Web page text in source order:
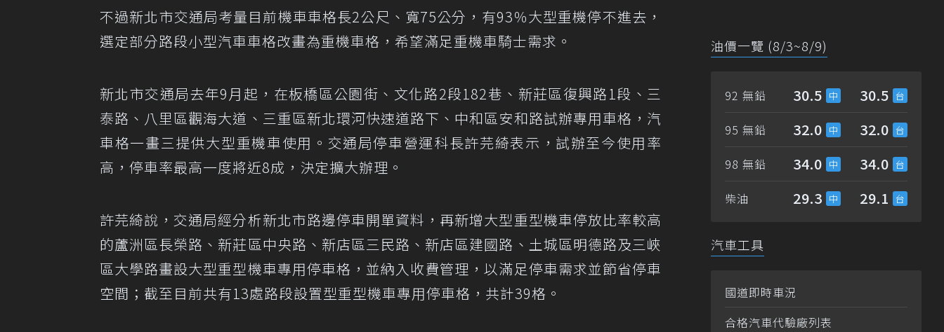
不過新北市交通局考量目前機車車格長2公尺、寬75公分，有93％大型重機停不進去，
選定部分路段小型汽車車格改畫為重機車格，希望滿足重機車騎士需求。
新北市交通局去年9月起，在板橋區公園街、文化路2段182巷、新莊區復興路1段、三
泰路、八里區觀海大道、三重區新北環河快速道路下、中和區安和路試辦專用車格，汽
車格一畫三提供大型重機車使用。交通局停車營運科長許芫綺表示，試辦至今使用率
高，停車率最高一度將近8成，決定擴大辦理。
許芫綺說，交通局經分析新北市路邊停車開單資料，再新增大型重型機車停放比率較高
的蘆洲區長榮路、新莊區中央路、新店區三民路、新店區建國路、土城區明德路及三峽
區大學路畫設大型重型機車專用停車格，並納入收費管理，以滿足停車需求並節省停車
空間；截至目前共有13處路段設置型重型機車專用停車格，共計39格。
油價一覽 (8/3~8/9)
92 無鉛 30.5 30.5
95 無鉛 32.0 32.0
98 無鉛 34.0 34.0
柴油 29.3 29.1
汽車工具
國道即時車況
合格汽車代驗廠列表